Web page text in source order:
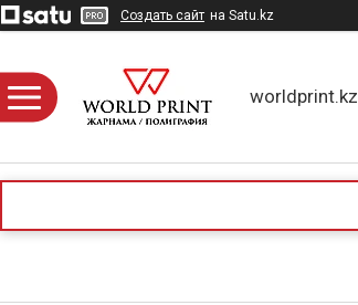
Создать сайт на Satu.kz
worldprint.kz